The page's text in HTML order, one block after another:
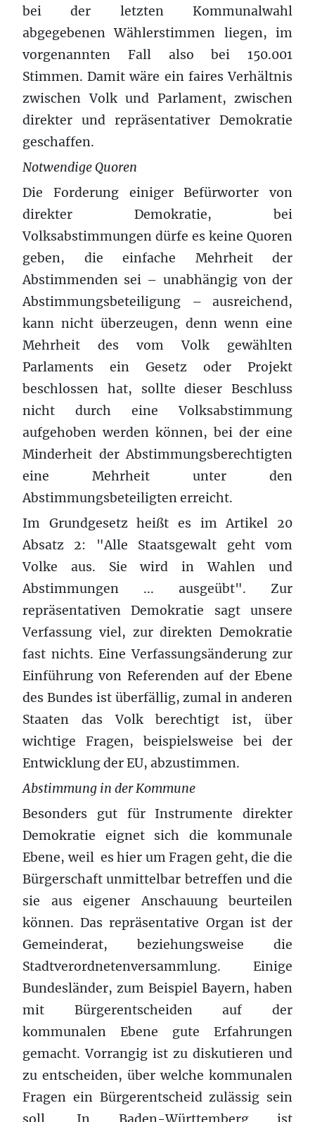
bei der letzten Kommunalwahl
abgegebenen Wählerstimmen liegen, im
vorgenannten Fall also bei 150.001
Stimmen. Damit wäre ein faires Verhältnis
zwischen Volk und Parlament, zwischen
direkter und repräsentativer Demokratie
geschaffen.
Notwendige Quoren
Die Forderung einiger Befürworter von
direkter Demokratie, bei
Volksabstimmungen dürfe es keine Quoren
geben, die einfache Mehrheit der
Abstimmenden sei – unabhängig von der
Abstimmungsbeteiligung – ausreichend,
kann nicht überzeugen, denn wenn eine
Mehrheit des vom Volk gewählten
Parlaments ein Gesetz oder Projekt
beschlossen hat, sollte dieser Beschluss
nicht durch eine Volksabstimmung
aufgehoben werden können, bei der eine
Minderheit der Abstimmungsberechtigten
eine Mehrheit unter den
Abstimmungsbeteiligten erreicht.
Im Grundgesetz heißt es im Artikel 20
Absatz 2: "Alle Staatsgewalt geht vom
Volke aus. Sie wird in Wahlen und
Abstimmungen ... ausgeübt". Zur
repräsentativen Demokratie sagt unsere
Verfassung viel, zur direkten Demokratie
fast nichts. Eine Verfassungsänderung zur
Einführung von Referenden auf der Ebene
des Bundes ist überfällig, zumal in anderen
Staaten das Volk berechtigt ist, über
wichtige Fragen, beispielsweise bei der
Entwicklung der EU, abzustimmen.
Abstimmung in der Kommune
Besonders gut für Instrumente direkter
Demokratie eignet sich die kommunale
Ebene, weil es hier um Fragen geht, die die
Bürgerschaft unmittelbar betreffen und die
sie aus eigener Anschauung beurteilen
können. Das repräsentative Organ ist der
Gemeinderat, beziehungsweise die
Stadtverordnetenversammlung. Einige
Bundesländer, zum Beispiel Bayern, haben
mit Bürgerentscheiden auf der
kommunalen Ebene gute Erfahrungen
gemacht. Vorrangig ist zu diskutieren und
zu entscheiden, über welche kommunalen
Fragen ein Bürgerentscheid zulässig sein